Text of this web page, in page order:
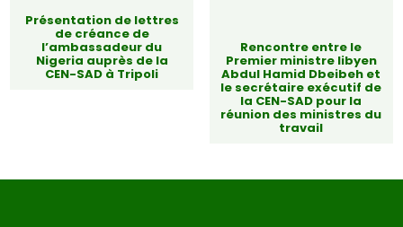
Présentation de lettres
de créance de
l’ambassadeur du
Nigeria auprès de la
CEN-SAD à Tripoli
Rencontre entre le
Premier ministre libyen
Abdul Hamid Dbeibeh et
le secrétaire exécutif de
la CEN-SAD pour la
réunion des ministres du
travail